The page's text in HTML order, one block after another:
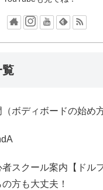
覧
ボディボードの始め方
スクール案内【ドル
方も大丈夫！